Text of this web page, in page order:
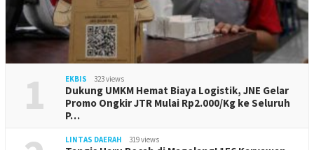
1 EKBIS 323 views
Dukung UMKM Hemat Biaya Logistik, JNE Gelar
Promo Ongkir JTR Mulai Rp2.000/Kg ke Seluruh
P…
LINTAS DAERAH 319 views